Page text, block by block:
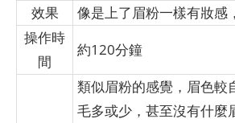
效果
像是上了眉粉一樣有妝感
操作時
間
約120分鐘
類似眉粉的感覺，眉色較
毛多或少，甚至沒有什麼